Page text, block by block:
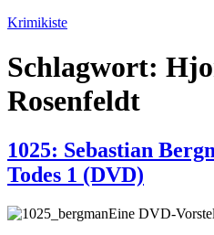
Zum
springen
Krimikiste
Schlagwort:
Rosenfeldt
1025: Sebastian
Todes 1 (DVD)
Eine DVD-